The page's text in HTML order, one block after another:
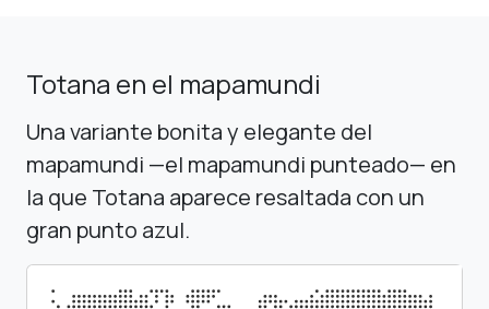
Totana en el mapamundi
Una variante bonita y elegante del
mapamundi —el mapamundi punteado— en
la que Totana aparece resaltada con un
gran punto azul.